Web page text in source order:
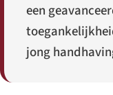
een
jong